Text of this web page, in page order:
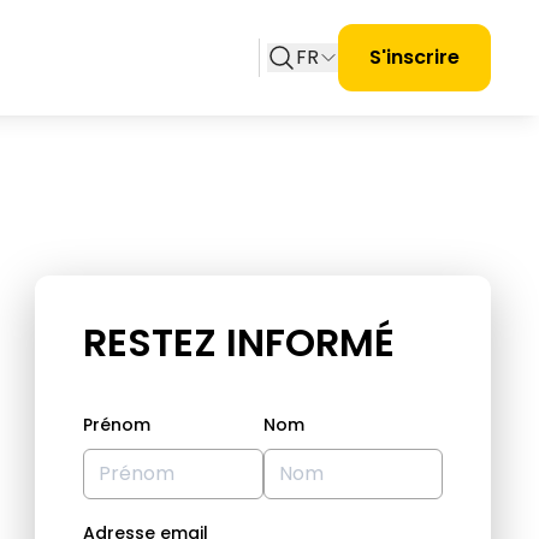
FR S'inscrire
RESTEZ INFORMÉ
Prénom Nom
Adresse email